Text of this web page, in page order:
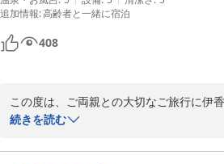
昔からあるホテルのイメージでしたが、畳
いて、とても気持ちよく過ごせました。
食事も色々な種類がったし、おいしかったで
食事に関して、私は問題なかったですが、
また、両親ときたいなと思える旅になりまし
追加情報:高齢者と一緒に宿泊
408
この度は、ご両親との大切なご旅行に伊
選びいただき、誠にありがとうございます
お部屋割りやご夕食のお席につきまして
続きを読む